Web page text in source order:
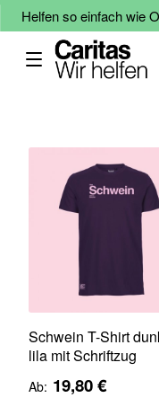
Helfen so einfach wie
Schwein T-Shirt
lila mit Schriftzug
Ab 19,80 €